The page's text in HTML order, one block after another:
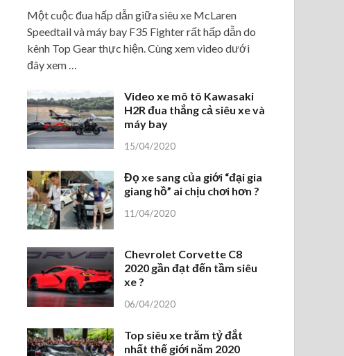
Một cuộc đua hấp dẫn giữa siêu xe McLaren
Speedtail và máy bay F35 Fighter rất hấp dẫn do
kênh Top Gear thực hiện. Cùng xem video dưới
đây xem …
Video xe mô tô Kawasaki
H2R đua thắng cả siêu xe và
máy bay
15/04/2020
Đọ xe sang của giới “đại gia
giang hồ” ai chịu chơi hơn ?
11/04/2020
Chevrolet Corvette C8
2020 gần đạt đến tầm siêu
xe ?
06/04/2020
Top siêu xe trăm tỷ đắt
nhất thế giới năm 2020